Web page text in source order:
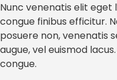
Nunc venenatis elit
congue finibus efficitur.
posuere non, venenatis
augue, vel euismod
congue.